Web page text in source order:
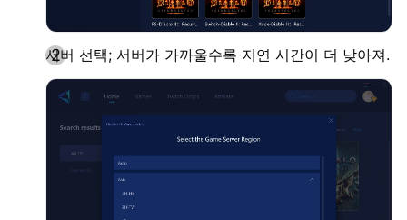
서버 선택; 서버가 가까울수록 지연 시간이 더 낮아져.